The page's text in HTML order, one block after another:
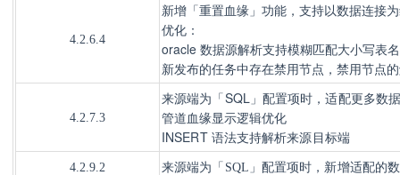
4.2.6.4
新增「重置血缘」功能，支持以数据连接
优化：
oracle 数据源解析支持模糊匹配大小写表名
新发布的任务中存在禁用节点，禁用节点
4.2.7.3
来源端为「SQL」配置项时，适配更多数
管道血缘显示逻辑优化
INSERT 语法支持解析来源目标端
4.2.9.2 来源端为「SQL」配置项时， 新增适配的